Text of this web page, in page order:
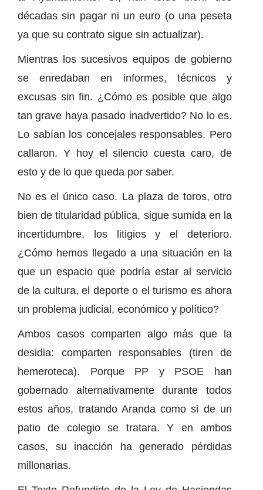
décadas sin pagar ni un euro (o una peseta
ya que su contrato sigue sin actualizar).
Mientras los sucesivos equipos de gobierno
se enredaban en informes, técnicos y
excusas sin fin. ¿Cómo es posible que algo
tan grave haya pasado inadvertido? No lo es.
Lo sabían los concejales responsables. Pero
callaron. Y hoy el silencio cuesta caro, de
esto y de lo que queda por saber.
No es el único caso. La plaza de toros, otro
bien de titularidad pública, sigue sumida en la
incertidumbre, los litigios y el deterioro.
¿Cómo hemos llegado a una situación en la
que un espacio que podría estar al servicio
de la cultura, el deporte o el turismo es ahora
un problema judicial, económico y político?
Ambos casos comparten algo más que la
desidia: comparten responsables (tiren de
hemeroteca). Porque PP y PSOE han
gobernado alternativamente durante todos
estos años, tratando Aranda como si de un
patio de colegio se tratara. Y en ambos
casos, su inacción ha generado pérdidas
millonarias.